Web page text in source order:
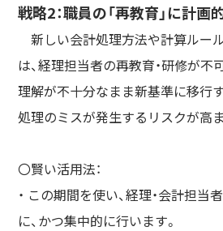
戦略2：職員の「再教育」に計画
新しい会計処理方法や計算ルー
は、経理担当者の再教育・研修が不
理解が不十分なまま新基準に移行
処理のミスが発生するリスクが高
〇賢い活用法：
・ この期間を使い、経理・会計担
に、かつ集中的に行います。